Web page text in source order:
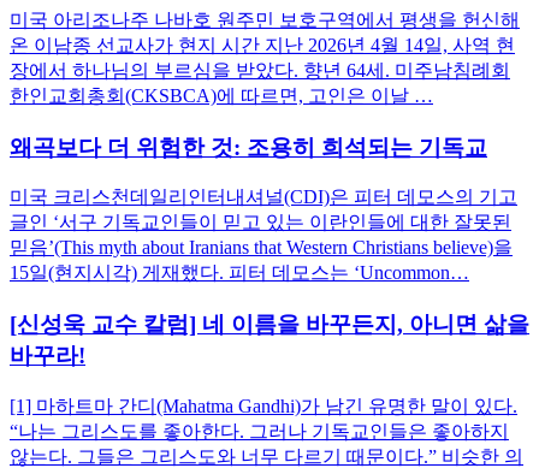
미국 아리조나주 나바호 원주민 보호구역에서 평생을 헌신해
온 이남종 선교사가 현지 시간 지난 2026년 4월 14일, 사역 현
장에서 하나님의 부르심을 받았다. 향년 64세. 미주남침례회
한인교회총회(CKSBCA)에 따르면, 고인은 이날 …
왜곡보다 더 위험한 것: 조용히 희석되는 기독교
미국 크리스천데일리인터내셔널(CDI)은 피터 데모스의 기고
글인 ‘서구 기독교인들이 믿고 있는 이란인들에 대한 잘못된
믿음’(This myth about Iranians that Western Christians believe)을
15일(현지시각) 게재했다. 피터 데모스는 ‘Uncommon…
[신성욱 교수 칼럼] 네 이름을 바꾸든지, 아니면 삶을
바꾸라!
[1] 마하트마 간디(Mahatma Gandhi)가 남긴 유명한 말이 있다.
“나는 그리스도를 좋아한다. 그러나 기독교인들은 좋아하지
않는다. 그들은 그리스도와 너무 다르기 때문이다.” 비슷한 의